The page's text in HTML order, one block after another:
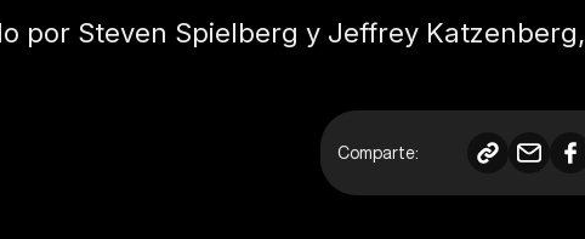
por Steven Spielberg y Jeffrey
Comparte: